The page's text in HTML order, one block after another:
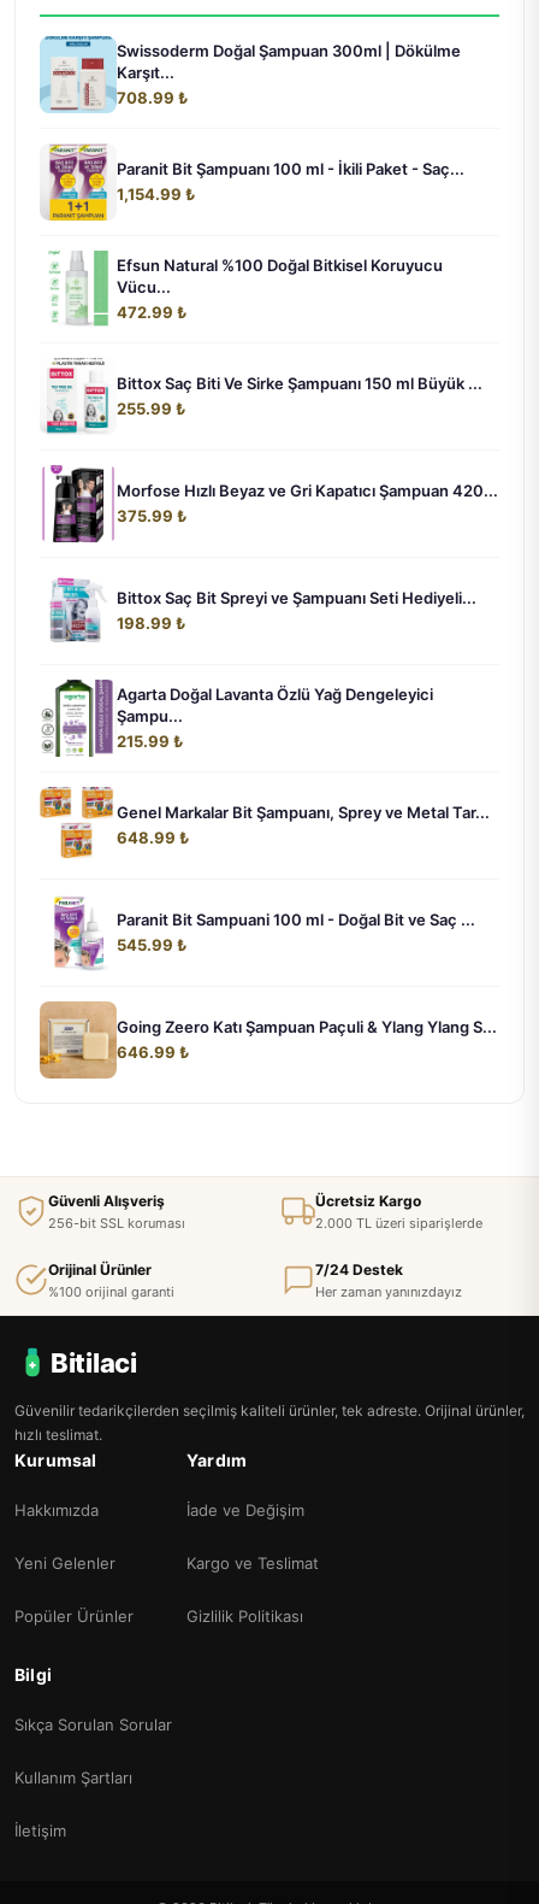
Swissoderm Doğal Şampuan 300ml | Dökülme
Karşıt...
708.99 ₺
Paranit Bit Şampuanı 100 ml - İkili Paket - Saç...
1,154.99 ₺
Efsun Natural %100 Doğal Bitkisel Koruyucu
Vücu...
472.99 ₺
Bittox Saç Biti Ve Sirke Şampuanı 150 ml Büyük ...
255.99 ₺
Morfose Hızlı Beyaz ve Gri Kapatıcı Şampuan 420...
375.99 ₺
Bittox Saç Bit Spreyi ve Şampuanı Seti Hediyeli...
198.99 ₺
Agarta Doğal Lavanta Özlü Yağ Dengeleyici
Şampu...
215.99 ₺
Genel Markalar Bit Şampuanı, Sprey ve Metal Tar...
648.99 ₺
Paranit Bit Sampuani 100 ml - Doğal Bit ve Saç ...
545.99 ₺
Going Zeero Katı Şampuan Paçuli & Ylang Ylang S...
646.99 ₺
Güvenli Alışveriş
256-bit SSL koruması
Ücretsiz Kargo
2.000 TL üzeri siparişlerde
Orijinal Ürünler
%100 orijinal garanti
7/24 Destek
Her zaman yanınızdayız
Bitilaci
Güvenilir tedarikçilerden seçilmiş kaliteli ürünler, tek adreste. Orijinal ürünler,
hızlı teslimat.
Kurumsal
Hakkımızda
Yeni Gelenler
Popüler Ürünler
Yardım
İade ve Değişim
Kargo ve Teslimat
Gizlilik Politikası
Bilgi
Sıkça Sorulan Sorular
Kullanım Şartları
İletişim